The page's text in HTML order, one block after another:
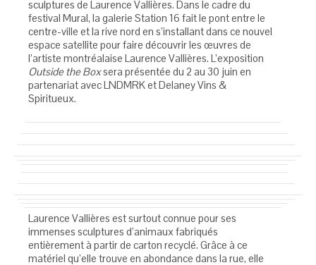
sculptures de Laurence Vallières. Dans le cadre du
festival Mural, la galerie Station 16 fait le pont entre le
centre-ville et la rive nord en s’installant dans ce nouvel
espace satellite pour faire découvrir les œuvres de
l’artiste montréalaise Laurence Vallières. L’exposition
Outside the Boxsera présentée du 2 au 30 juin en
partenariat avec LNDMRK et Delaney Vins &
Spiritueux.
Laurence Vallières est surtout connue pour ses
immenses sculptures d’animaux fabriqués
entièrement à partir de carton recyclé. Grâce à ce
matériel qu’elle trouve en abondance dans la rue, elle